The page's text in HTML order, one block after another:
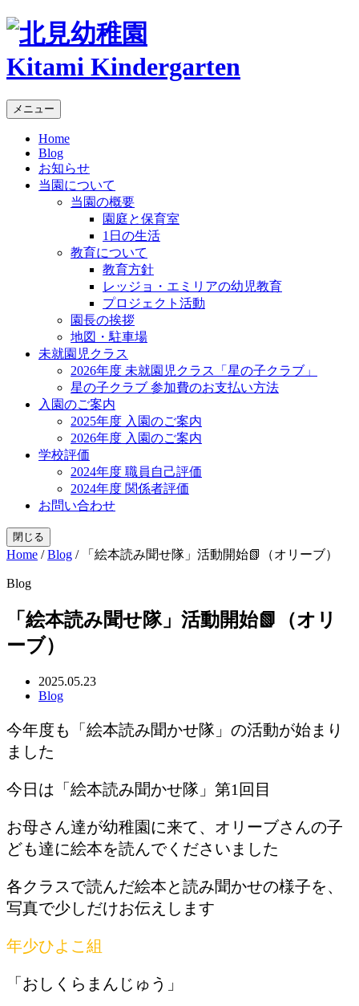
Kitami Kindergarten
メニュー
Home
Blog
お知らせ
当園について
当園の概要
園庭と保育室
1日の生活
教育について
教育方針
レッジョ・エミリアの幼児教育
プロジェクト活動
園長の挨拶
地図・駐車場
未就園児クラス
2026年度 未就園児クラス「星の子クラブ」
星の子クラブ 参加費のお支払い方法
入園のご案内
2025年度 入園のご案内
2026年度 入園のご案内
学校評価
2024年度 職員自己評価
2024年度 関係者評価
お問い合わせ
閉じる
Home /Blog / 「絵本読み聞せ隊」活動開始📗（オリーブ）
Blog
「絵本読み聞せ隊」活動開始📗（オリ
ーブ）
2025.05.23
Blog
今年度も「絵本読み聞かせ隊」の活動が始まり
ました
今日は「絵本読み聞かせ隊」第1回目
お母さん達が幼稚園に来て、オリーブさんの子
ども達に絵本を読んでくださいました
各クラスで読んだ絵本と読み聞かせの様子を、
写真で少しだけお伝えします
年少ひよこ組
「おしくらまんじゅう」